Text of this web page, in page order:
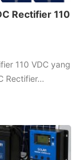
Rectifier 110
110 VDC yang
Rectifier…